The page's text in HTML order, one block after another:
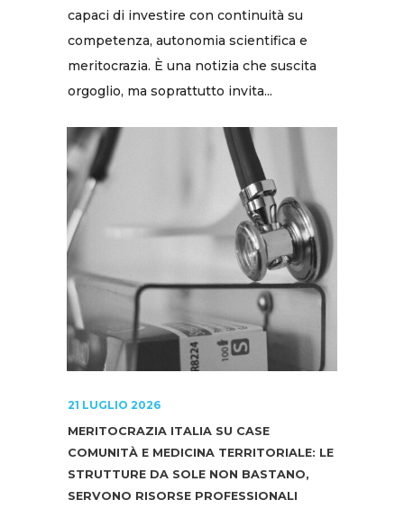
capaci di investire con continuità su
competenza, autonomia scientifica e
meritocrazia. È una notizia che suscita
orgoglio, ma soprattutto invita...
21 LUGLIO 2026
MERITOCRAZIA ITALIA SU CASE
COMUNITÀ E MEDICINA TERRITORIALE: LE
STRUTTURE DA SOLE NON BASTANO,
SERVONO RISORSE PROFESSIONALI